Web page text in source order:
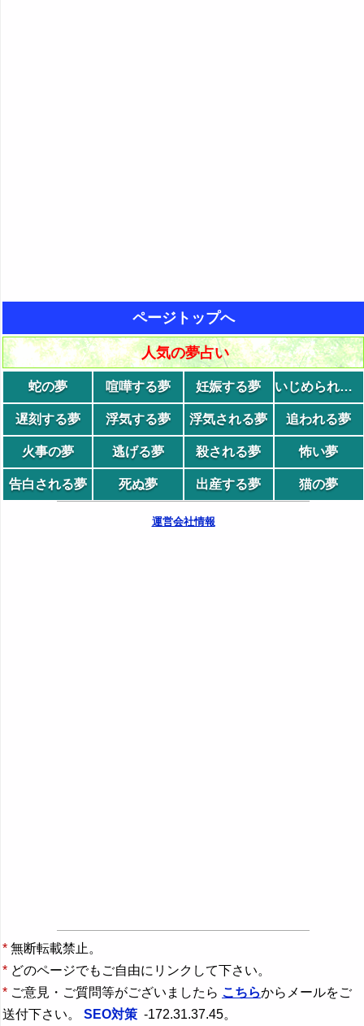
ページトップへ
人気の夢占い
蛇の夢 喧嘩する夢 妊娠する夢 いじめられる夢
遅刻する夢 浮気する夢 浮気される夢 追われる夢
火事の夢 逃げる夢 殺される夢 怖い夢
告白される夢 死ぬ夢 出産する夢 猫の夢
運営会社情報
* 無断転載禁止。
* どのページでもご自由にリンクして下さい。
* ご意見・ご質問等がございましたら こちらからメールをご
送付下さい。 SEO対策 -172.31.37.45。